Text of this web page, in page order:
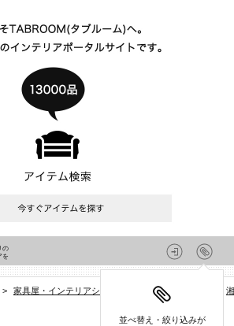
の
を
並べ替え・絞り込みが
> 家具屋・インテリアショップを探す >